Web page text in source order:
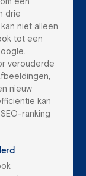
drie
niet alleen
tot een
verouderde
nieuw
kan
ranking